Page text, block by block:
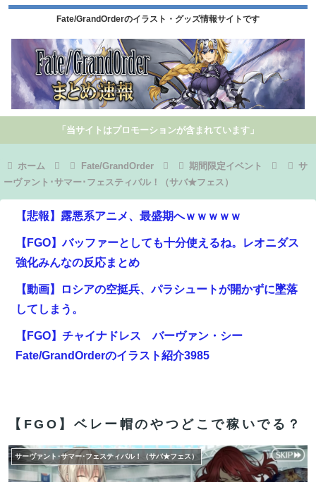
Fate/GrandOrderのイラスト・グッズ情報サイトです
「当サイトはプロモーションが含まれています」
ホーム Fate/GrandOrder 期間限定イベント
サ
ーヴァント･サマー･フェスティバル！（サバ★フェス）
【悲報】露悪系アニメ、最盛期へｗｗｗｗｗ
【FGO】バッファーとしても十分使えるね。レオニダス
強化みんなの反応まとめ
【動画】ロシアの空挺兵、パラシュートが開かずに墜落
してしまう。
【FGO】チャイナドレス バーヴァン・シー
Fate/GrandOrderのイラスト紹介3985
【雑談】アニプレックスってFGO以外で稼げるスマホゲ
ームってあるんだっけ？
【画像】吉川愛さん(26)、縛られてムチムチお乳が強調
【FGO】ベレー帽のやつどこで稼いでる？
サーヴァント･サマー･フェスティバル！（サバ★フェス）